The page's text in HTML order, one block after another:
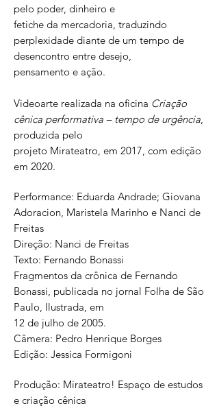
pelo poder, dinheiro e
fetiche da mercadoria, traduzindo
perplexidade diante de um tempo de
desencontro entre desejo,
pensamento e ação.
Videoarte realizada na oficina Criação
cênica performativa – tempo de urgência,
produzida pelo
projeto Mirateatro, em 2017, com edição
em 2020.
Performance: Eduarda Andrade; Giovana
Adoracion, Maristela Marinho e Nanci de
Freitas
Direção: Nanci de Freitas
Texto: Fernando Bonassi
Fragmentos da crônica de Fernando
Bonassi, publicada no jornal Folha de São
Paulo, Ilustrada, em
12 de julho de 2005.
Câmera: Pedro Henrique Borges
Edição: Jessica Formigoni
Produção: Mirateatro! Espaço de estudos
e criação cênica